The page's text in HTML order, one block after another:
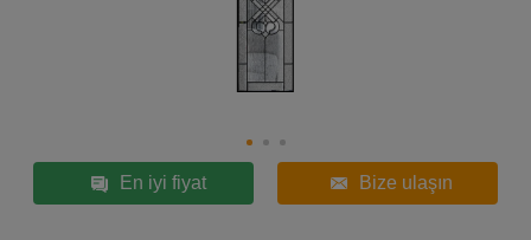
En iyi fiyat Bize ulaşın